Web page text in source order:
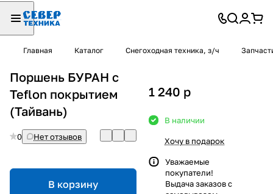
Главная Каталог Снегоходная техника, з/ч
Поршень БУРАН с
Teflon покрытием
(Тайвань)
0 Нет отзывов
В корзину
1 240 p
В наличии
Хочу в подарок
Уважаемые
покупатели!
Выдача заказов с